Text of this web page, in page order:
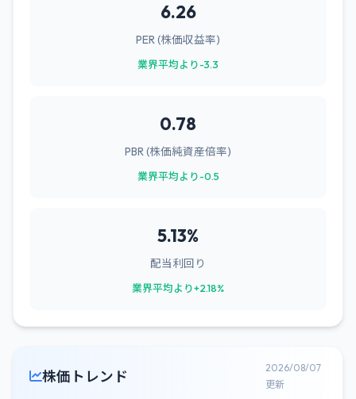
6.26
PER (株価収益率)
業界平均より-3.3
0.78
PBR (株価純資産倍率)
業界平均より-0.5
5.13%
配当利回り
業界平均より+2.18%
株価トレンド
2026/08/07
更新